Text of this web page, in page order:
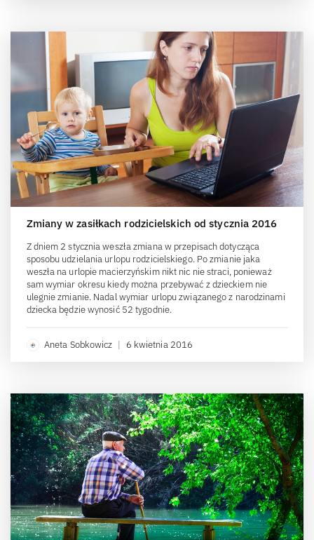
Zmiany w zasiłkach rodzicielskich od stycznia 2016
Z dniem 2 stycznia weszła zmiana w przepisach dotycząca
sposobu udzielania urlopu rodzicielskiego. Po zmianie jaka
weszła na urlopie macierzyńskim nikt nic nie straci, ponieważ
sam wymiar okresu kiedy można przebywać z dzieckiem nie
ulegnie zmianie. Nadal wymiar urlopu związanego z narodzinami
dziecka będzie wynosić 52 tygodnie.
Aneta Sobkowicz | 6 kwietnia 2016